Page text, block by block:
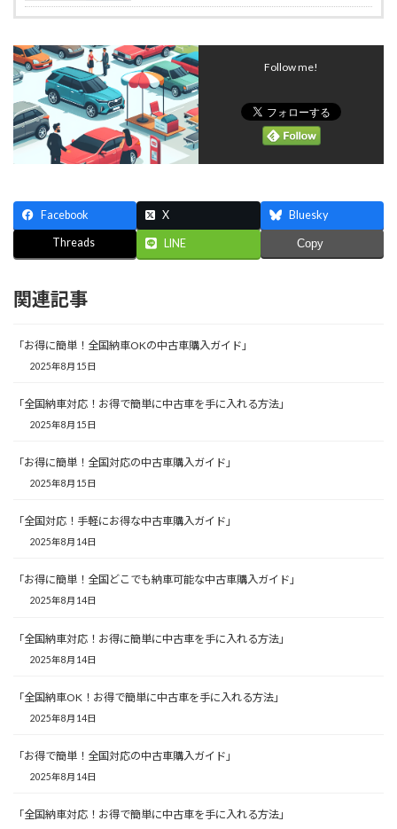
Follow me!
Facebook X Bluesky
Threads LINE Copy
関連記事
「お得に簡単！全国納車OKの中古車購入ガイド」
2025年8月15日
「全国納車対応！お得で簡単に中古車を手に入れる方法」
2025年8月15日
「お得に簡単！全国対応の中古車購入ガイド」
2025年8月15日
「全国対応！手軽にお得な中古車購入ガイド」
2025年8月14日
「お得に簡単！全国どこでも納車可能な中古車購入ガイド」
2025年8月14日
「全国納車対応！お得に簡単に中古車を手に入れる方法」
2025年8月14日
「全国納車OK！お得で簡単に中古車を手に入れる方法」
2025年8月14日
「お得で簡単！全国対応の中古車購入ガイド」
2025年8月14日
「全国納車対応！お得で簡単に中古車を手に入れる方法」